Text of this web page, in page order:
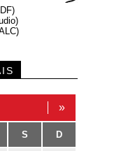
»
S D